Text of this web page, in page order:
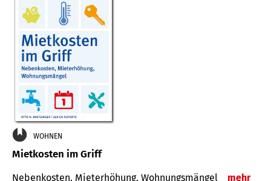
WOHNEN
Mietkosten im Griff
Nebenkosten, Mieterhöhung, Wohnungsmängel mehr